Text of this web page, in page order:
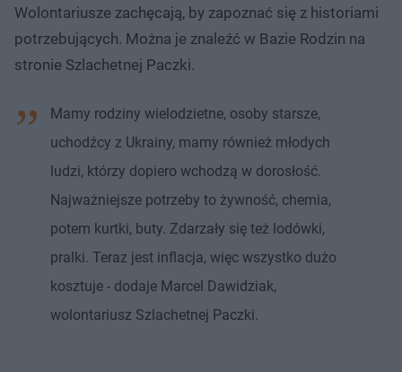
Wolontariusze zachęcają, by zapoznać się z historiami
potrzebujących. Można je znaleźć w Bazie Rodzin na
stronie Szlachetnej Paczki.
Mamy rodziny wielodzietne, osoby starsze,
uchodźcy z Ukrainy, mamy również młodych
ludzi, którzy dopiero wchodzą w dorosłość.
Najważniejsze potrzeby to żywność, chemia,
potem kurtki, buty. Zdarzały się też lodówki,
pralki. Teraz jest inflacja, więc wszystko dużo
kosztuje - dodaje Marcel Dawidziak,
wolontariusz Szlachetnej Paczki.